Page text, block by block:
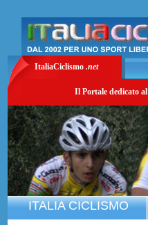
ItaliaCiclismo .net
Il Portale dedicato
ITALIA CICLISMO